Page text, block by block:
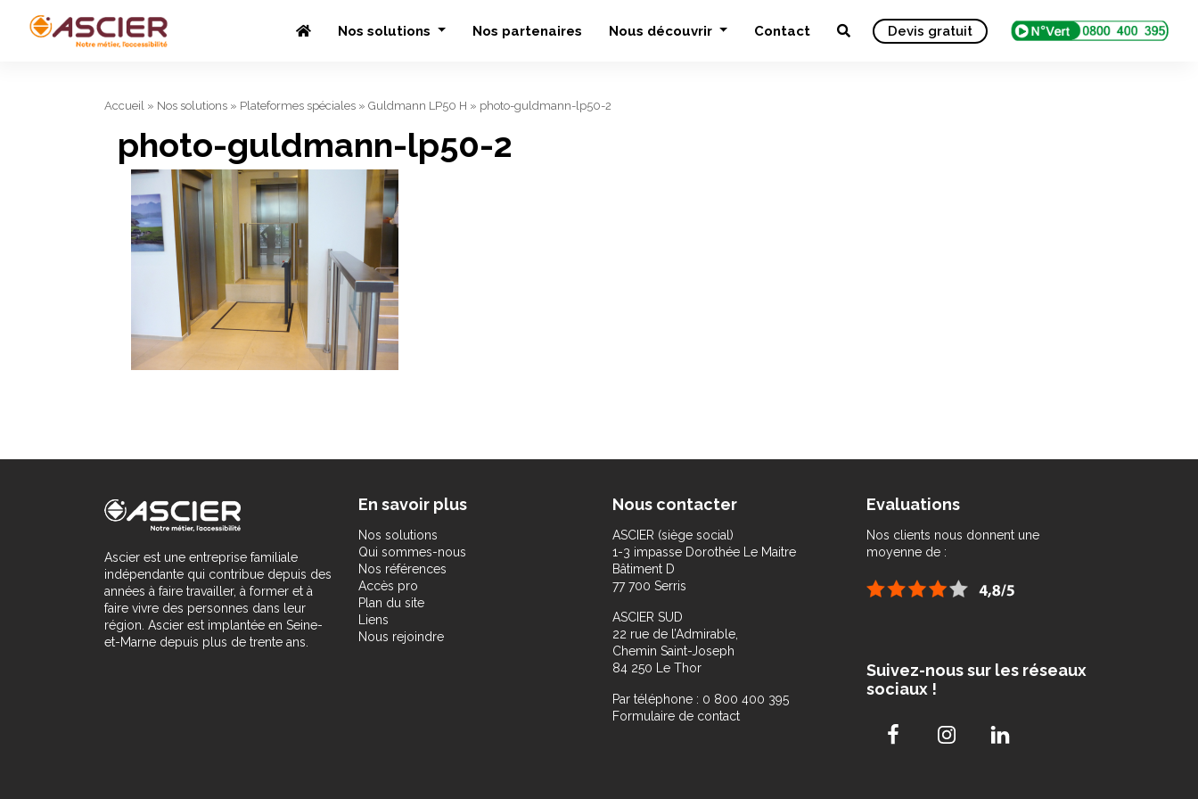
Nos solutions Nos partenaires Nous découvrir Contact Devis gratuit
Accueil » Nos solutions » Plateformes spéciales » Guldmann LP50 H » photo-guldmann-lp50-2
photo-guldmann-lp50-2
Ascier est une entreprise familiale
indépendante qui contribue depuis des
années à faire travailler, à former et à
faire vivre des personnes dans leur
région. Ascier est implantée en Seine-
et-Marne depuis plus de trente ans.
En savoir plus
Nos solutions
Qui sommes-nous
Nos références
Accès pro
Plan du site
Liens
Nous rejoindre
Nous contacter
ASCIER (siège social)
1-3 impasse Dorothée Le Maitre
Bâtiment D
77 700 Serris
ASCIER SUD
22 rue de l’Admirable,
Chemin Saint-Joseph
84 250 Le Thor
Par téléphone : 0 800 400 395
Formulaire de contact
Evaluations
Nos clients nous donnent une
moyenne de :
Suivez-nous sur les réseaux
sociaux !